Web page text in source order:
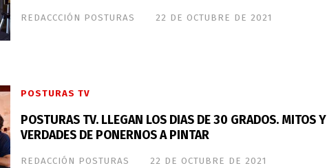
REDACCCIÓN POSTURAS 22 DE OCTUBRE DE 2021
POSTURAS TV. LLEGAN LOS DIAS DE 30 GRADOS. MITOS Y
VERDADES DE PONERNOS A PINTAR
REDACCIÓN POSTURAS
POSTURAS TV
22 DE OCTUBRE DE 2021